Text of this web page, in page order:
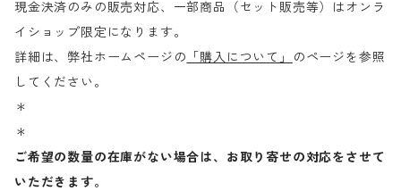
現金決済のみの販売対応、一部商品（セット販売等）はオンラ
イショップ限定になります。
詳細は、弊社ホームページの 「購入について」
のページを参照
してください。
＊
＊
ご希望の数量の在庫がない場合は、お取り寄せの対応をさせて
いただきます。